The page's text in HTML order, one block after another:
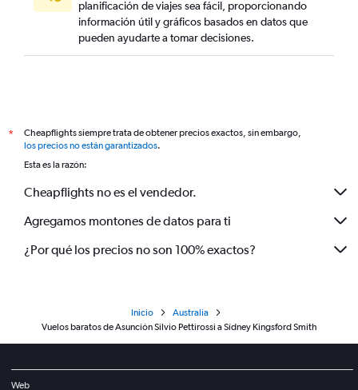
planificación de viajes sea fácil, proporcionando
información útil y gráficos basados en datos que
pueden ayudarte a tomar decisiones.
*
Cheapflights siempre trata de obtener precios exactos, sin embargo,
los precios no están garantizados.
Esta es la razón:
Cheapflights no es el vendedor.
Agregamos montones de datos para ti
¿Por qué los precios no son 100% exactos?
Inicio
Australia
Vuelos baratos de Asunción Silvio Pettirossi a Sídney Kingsford Smith
Web